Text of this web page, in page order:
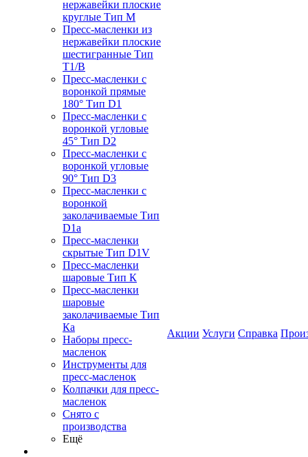
нержавейки плоские
круглые Тип M
Пресс-масленки из
нержавейки плоские
шестигранные Тип
T1/B
Пресс-масленки с
воронкой прямые
180° Тип D1
Пресс-масленки с
воронкой угловые
45° Тип D2
Пресс-масленки с
воронкой угловые
90° Тип D3
Пресс-масленки с
воронкой
заколачиваемые Тип
D1a
Пресс-масленки
скрытые Тип D1V
Пресс-масленки
шаровые Тип К
Пресс-масленки
шаровые
заколачиваемые Тип
Кa
Наборы пресс-
масленок
Инструменты для
пресс-масленок
Колпачки для пресс-
масленок
Снято с
производства
Ещё
Акции Услуги Справка